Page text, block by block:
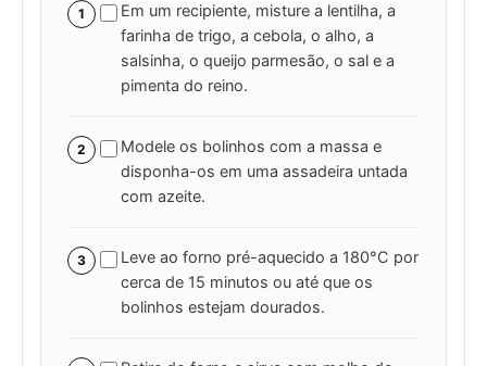
1
Em um recipiente, misture a lentilha, a
farinha de trigo, a cebola, o alho, a
salsinha, o queijo parmesão, o sal e a
pimenta do reino.
2
Modele os bolinhos com a massa e
disponha-os em uma assadeira untada
com azeite.
3
Leve ao forno pré-aquecido a 180°C por
cerca de 15 minutos ou até que os
bolinhos estejam dourados.